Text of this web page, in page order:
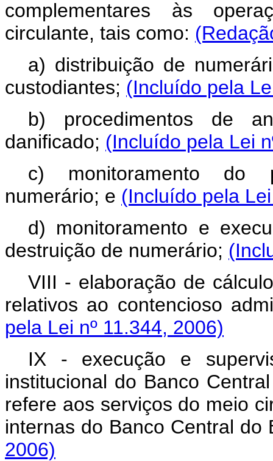
complementares às
circulante, tais como:
a) distribuição de
custodiantes; (Incluído pela
b) procedimentos de
danificado; (Incluído pela Lei
c) monitoramento do
numerário; e (Incluído pela
d) monitoramento e
destruição de numerário;
VIII - elaboração de
relativos ao contencioso
pela Lei nº 11.344, 2006)
IX - execução e
institucional do Banco
refere aos serviços do meio
internas do Banco Central
2006)